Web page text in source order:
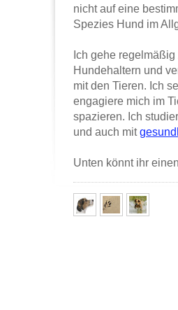
nicht auf eine
Spezies Hund im
Ich gehe
Hundehaltern und
mit den Tieren. Ich
engagiere mich im
spazieren. Ich
und auch mit
Unten könnt ihr